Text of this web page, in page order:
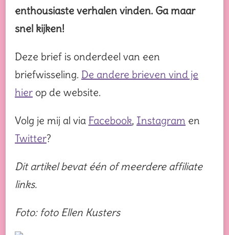
enthousiaste verhalen vinden. Ga maar
snel kijken!
Deze brief is onderdeel van een
briefwisseling. De andere brieven vind je
hier op de website.
Volg je mij al via Facebook, Instagram en
Twitter?
Dit artikel bevat één of meerdere affiliate
links.
Foto: foto Ellen Kusters